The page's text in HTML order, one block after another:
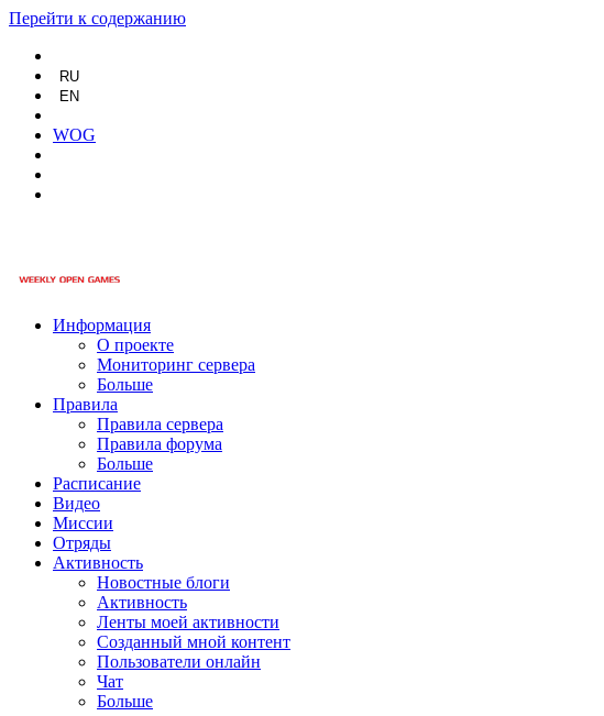
Перейти к содержанию
RU
EN
WOG
Информация
О проекте
Мониторинг сервера
Больше
Правила
Правила сервера
Правила форума
Больше
Расписание
Видео
Миссии
Отряды
Активность
Новостные блоги
Активность
Ленты моей активности
Созданный мной контент
Пользователи онлайн
Чат
Больше